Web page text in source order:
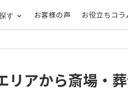
す お客様の声 お役立ちコラ
リアから斎場・